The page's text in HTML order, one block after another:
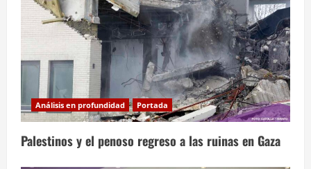
Análisis en profundidad Portada
Palestinos y el penoso regreso a las ruinas en Gaza